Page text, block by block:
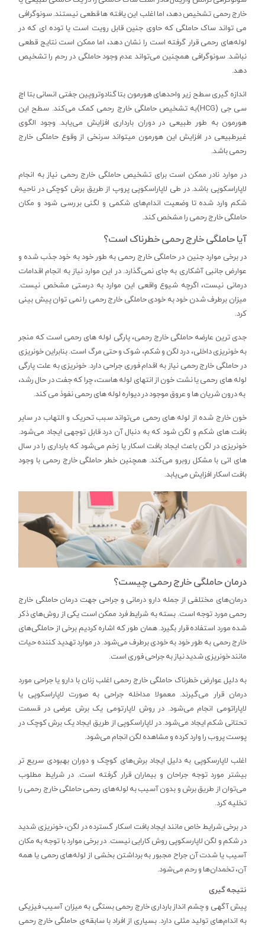
خارج رحمی تشخیص دهد، اما اغلب این یافته ها قطعی نیستند. سونوگرافی
می تواند ساک حاملگی که حاوی جنین قابل رویت است یا توده ای که در
لوله‌های رحمی قرار گرفته است را نشان دهد، اما ممکن است نتایج قطعی
نباشد. سونوگرافی همچنین می‌تواند عدم وجود حاملگی در رحم را تشخیص
دهد.
اندازه گیری سطح زیر واحدهای هورمون بتا گنادوتروپین جفتی انسانی بتا اچ
سی جی (HCG)به تشخیص حاملگی خارج رحمی کمک می‌کند. سطح این
هورمون به طور طبیعی در دوران بارداری افزایش می‌یابد. وجود الگوی
غیرطبیعی در افزایش این هورمون میتواند سرنخی از وقوع حاملگی خارج
رحمی باشد.
در موارد نادر ممکن است برای تشخیص حاملگی خارج رحمی نیاز به انجام
لاپاراسکوپی باشد. در طی لاپاراسکوپی پروپ از طریق برش کوچکی در ناحیه
شکم وارد شده تا وضعیت اندام‌های شکمی و لگنی بررسی شود و مکان
حاملگی خارج رحمی را مشخص کند.
آیا حاملگی خارج رحمی خطرناک است؟
در برخی موارد جنین در حاملگی خارج رحمی به طور خود به خود جذب شده و
عوارض جانبی آشکاری به جای نمی‌گذارد. در این موارد نیاز به انجام اقدامات
درمانی نیست، اگرچه شیوع واقعی این موارد به درستی مشخص نیست.
میزان برطرف شدن خود به خودی حاملگی خارج رحمی را نمی توان پیش بینی
کرد.
جدی ترین عارضه حاملگی خارج رحمی، پارگی لوله های رحمی است که منجر
به خونریزی داخلی، درد لگن و شکم، شوک و حتی مرگ است. بنابراین خونریزی
در حاملگی خارج رحمی نیاز به اقدام فوری جراحی دارد. خونریزی به علت پارگی
لوله های رحمی یا نشت خون از انتهای لوله هاست، چرا که جفت در حال رشد،
به درون شریان ها و عروق موجود در دیواره لوله های رحمی نفوذ می کند.
خون خارج شده از لوله های رحمی می‌تواند سبب تحریک و التهاب در سایر
بافت های شکم و لگن شود که به دنبال آن درد قابل توجهی ایجاد می‌شود.
خونریزی در لگن باعث ایجاد بافت اسکار یا زخم می‌شود که بارداری را در سال
های اتی با مشکل روبرو می‌کند. همچنین خطر حاملگی خارج رحمی با وجود
بافت اسکار افزایش می‌یابد.
درمان حاملگی خارج رحمی چیست؟
درمان‌های مختلفی از جمله دارو درمانی و جراحی جهت درمان حاملگی خارج
رحمی مورد توجه است. بسته به شرایط فرد ممکن است یکی از روش‌های ذکر
شده مورد استفاده قرار بگیرد. همان طور که اشاره کردیم برخی از حاملگی‌های
خارج رحمی به طور خود به خودی برطرف می‌شود. در موارد تهدید کننده حیات
مانند خونریزی شدید نیاز به جراحی فوری است.
به دلیل عوارض خطرناک حاملگی خارج رحمی اغلب زنان با دارو یا جراحی مورد
درمان قرار می‌گیرند. معمولا مداخله جراحی به صورت لاپاراسکوپی یا
لاپاراتومی انجام می‌شود. در روش لاپارتومی یک برش عرضی در قسمت
تحتانی شکم ایجاد می‌شود. در لاپاراسکوپی از طریق ایجاد یک برش کوچک در
پوست پروب را وارد کرده و مشاهده لگن انجام می‌شود.
اغلب لاپارسکوپی به دلیل ایجاد برش‌های کوچک و دوران بهبودی سریع تر
بیشتر مورد توجه جراحان و بیماران قرار گرفته است. در شرایط مطلوب
می‌توان از طریق برش و بدون آسیب به لوله‌های رحمی حاملگی خارج رحمی را
تخلیه کرد.
در برخی شرایط خاص مانند ایجاد بافت اسکار گسترده در لگن، خونریزی شدید
در شکم و لگن لاپارسکوپی روش کارایی نیست. در برخی موارد با توجه به مکان
آسیب یا شدت آن جراح مجبور به برداشتن بخشی از لوله‌های رحمی یا همه
آن، تخمدان‌ها و رحم می‌شود.
نتیجه گیری
پیش آگهی و چشم انداز بارداری خارج رحمی بستگی به میزان آسیب فیزیکی
به اندام‌های تولید مثلی دارد. بسیاری از افراد با سابقه‌ی حاملگی خارج رحمی